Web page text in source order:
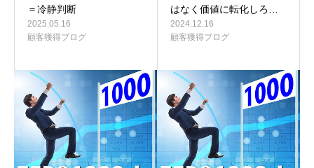
＝冷静判断
2025.05.16
顧客獲得ブログ
はなく価値に転化しろ…
2024.12.16
顧客獲得ブログ